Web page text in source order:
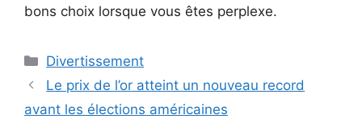
bons choix lorsque vous êtes perplexe.
Catégories
Divertissement
Le prix de l’or atteint un nouveau record
avant les élections américaines